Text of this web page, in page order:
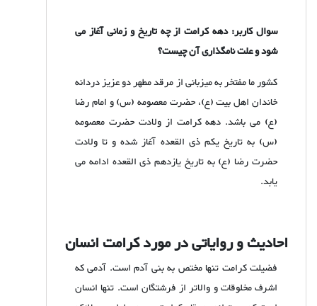
سوال کاربر: دهه کرامت از چه تاریخ و زمانی آغاز می
شود و علت نامگذاری آن چیست؟
کشور ما مفتخر به میزبانی از مرقد مطهر دو عزیز دردانه
خاندان اهل بیت (ع)، حضرت معصومه (س) و امام رضا
(ع) می باشد. دهه کرامت از ولادت حضرت معصومه
(س) به تاریخ یکم ذی القعده آغاز شده و تا ولادت
حضرت رضا (ع) به تاریخ یازدهم ذی القعده ادامه می
یابد.
احادیث و روایاتی در مورد کرامت انسان
فضیلت کرامت تنها مختص به بنی آدم است. آدمی که
اشرف مخلوقات و والاتر از فرشتگان است. تنها انسان